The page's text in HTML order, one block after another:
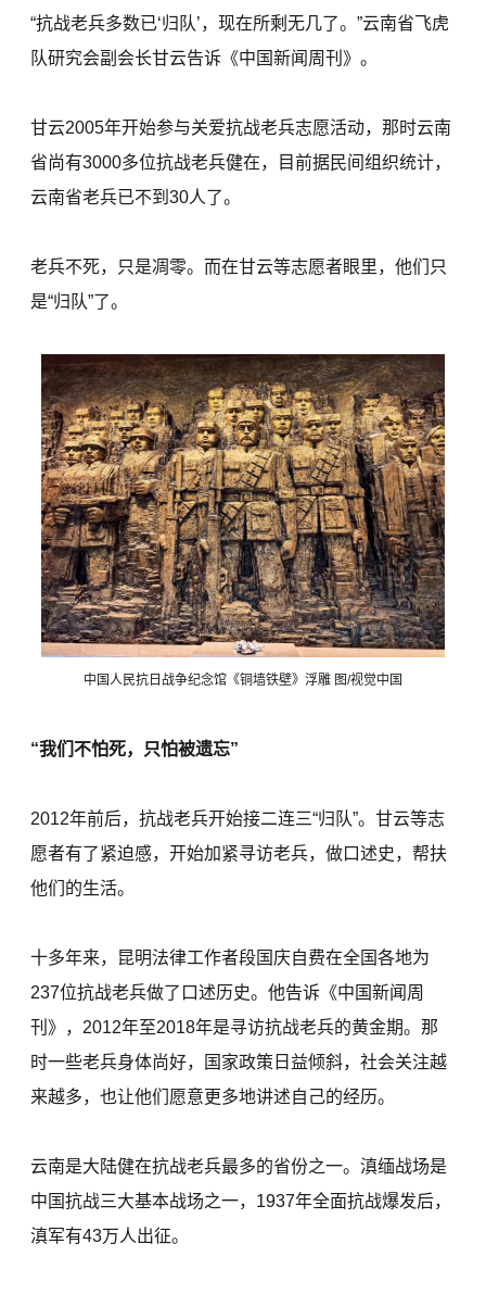
“抗战老兵多数已‘归队’，现在所剩无几了。”云南省飞虎
队研究会副会长甘云告诉《中国新闻周刊》。
甘云2005年开始参与关爱抗战老兵志愿活动，那时云南
省尚有3000多位抗战老兵健在，目前据民间组织统计，
云南省老兵已不到30人了。
老兵不死，只是凋零。而在甘云等志愿者眼里，他们只
是“归队”了。
中国人民抗日战争纪念馆《铜墙铁壁》浮雕 图/视觉中国
“我们不怕死，只怕被遗忘”
2012年前后，抗战老兵开始接二连三“归队”。甘云等志
愿者有了紧迫感，开始加紧寻访老兵，做口述史，帮扶
他们的生活。
十多年来，昆明法律工作者段国庆自费在全国各地为
237位抗战老兵做了口述历史。他告诉《中国新闻周
刊》，2012年至2018年是寻访抗战老兵的黄金期。那
时一些老兵身体尚好，国家政策日益倾斜，社会关注越
来越多，也让他们愿意更多地讲述自己的经历。
云南是大陆健在抗战老兵最多的省份之一。滇缅战场是
中国抗战三大基本战场之一，1937年全面抗战爆发后，
滇军有43万人出征。